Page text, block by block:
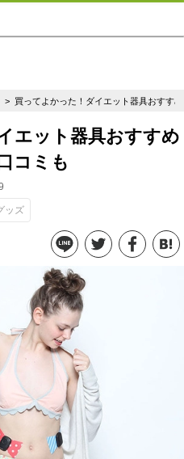
> 買ってよかった！ダイエット器具おすす
エット器具おすすめ
コミも
ッズ